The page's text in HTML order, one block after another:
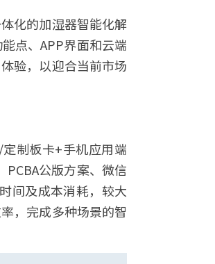
化的加湿器智能化解
点、APP界面和云端
验，以迎合当前市场
制板卡+手机应用端
公版方案、微信
间及成本消耗，较大
，完成多种场景的智